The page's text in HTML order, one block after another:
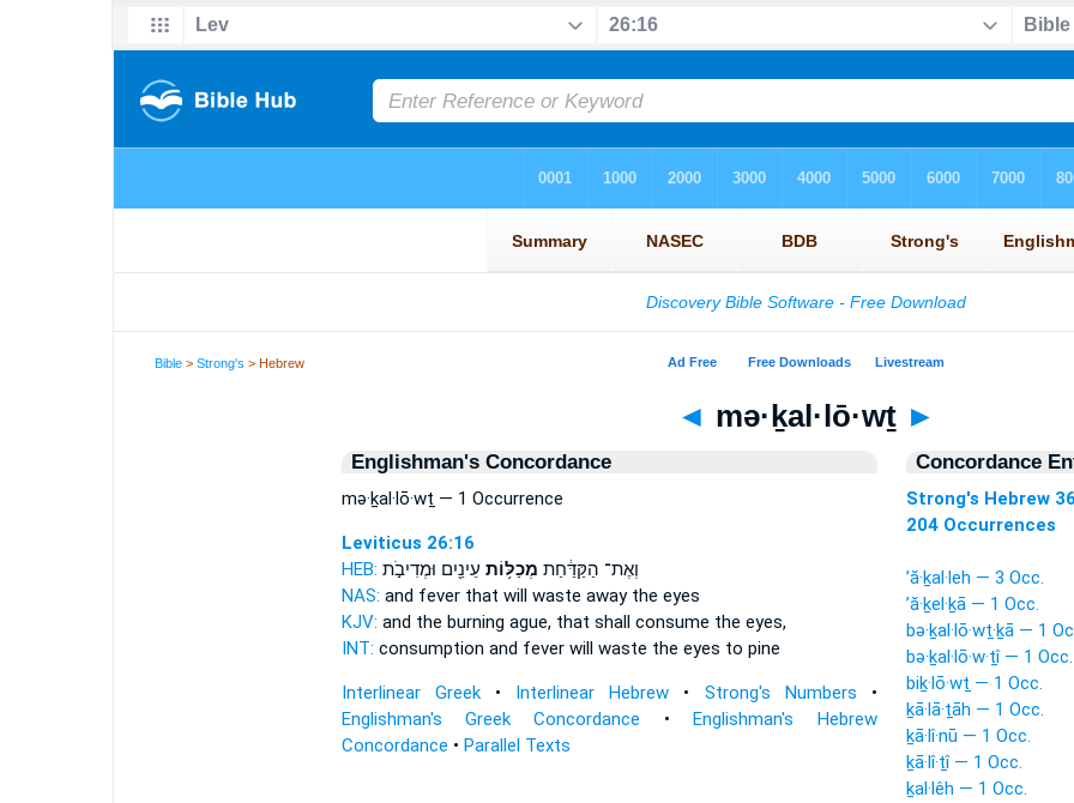
Bible >Strong's > Hebrew
◄ mə·ḵal·lō·wṯ ►
Englishman's Concordance
mə·ḵal·lō·wṯ — 1 Occurrence
Leviticus 26:16
HEB:
וְאֶת־ הַקַּדַּ֔חַת מְכַלּ֥וֹת עֵינַ֖יִם וּמְדִיבֹ֣ת
NAS: and fever that will waste awaythe eyes
KJV: and the burning ague, that shall consume the eyes,
INT: consumption and fever will waste the eyes to pine
Interlinear Greek• Interlinear Hebrew • Strong's Numbers •
Englishman's Greek Concordance •Englishman's Hebrew
Concordance • Parallel Texts
Concordance
Strong's Hebrew
204 Occurrences
’ă·ḵal·leh — 3 Occ.
’ă·ḵel·ḵā — 1 Occ.
bə·ḵal·lō·wṯ·ḵā — 1
bə·ḵal·lō·w·ṯî — 1 Occ.
biḵ·lō·wṯ — 1 Occ.
ḵā·lā·ṯāh — 1 Occ.
ḵā·lî·nū — 1 Occ.
ḵā·lî·ṯî — 1 Occ.
ḵal·lêh — 1 Occ.